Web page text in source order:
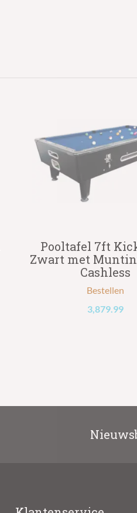
Pooltafel 7ft
Zwart met
Cashless
Bestellen
3,879.99